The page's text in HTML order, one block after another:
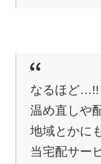
なるほど…!!
温め直しや
地域とかに
当宅配サー